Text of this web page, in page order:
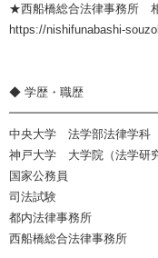
★西船橋総合法律事務所
https://nishifunabashi-
◆ 学歴・職歴
中央大学 法学部法
神戸大学 大学院（法学
国家公務
司法試験 合
都内法律事務
西船橋総合法律事務